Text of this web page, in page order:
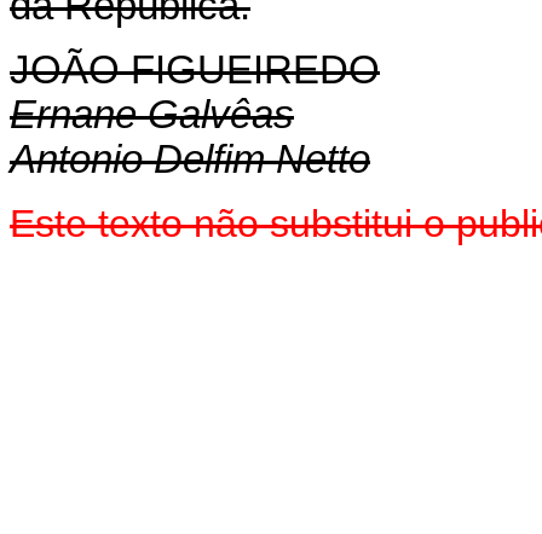
JOÃO FIGUEIREDO
Ernane Galvêas
Antonio Delfim Netto
Este texto não substitui o